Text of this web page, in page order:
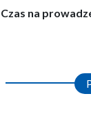
Czas na